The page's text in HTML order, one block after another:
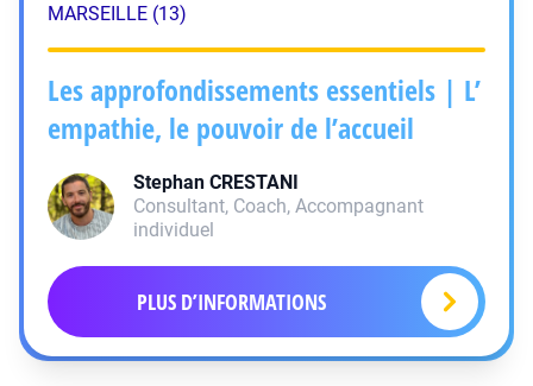
MARSEILLE (13)
Les approfondissements essentiels | L’
empathie, le pouvoir de l’accueil
Stephan CRESTANI
Consultant, Coach, Accompagnant
individuel
PLUS D’INFORMATIONS